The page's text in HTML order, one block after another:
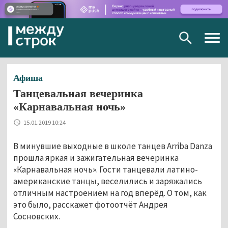
Афиша
Танцевальная вечеринка
«Карнавальная ночь»
15.01.2019 10:24
В минувшие выходные в школе танцев Arriba Danza
прошла яркая и зажигательная вечеринка
«Карнавальная ночь». Гости танцевали латино-
американские танцы, веселились и заряжались
отличным настроением на год вперёд. О том, как
это было, расскажет фотоотчёт Андрея
Сосновских.